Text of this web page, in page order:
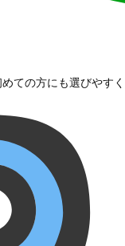
ての方にも選びやす